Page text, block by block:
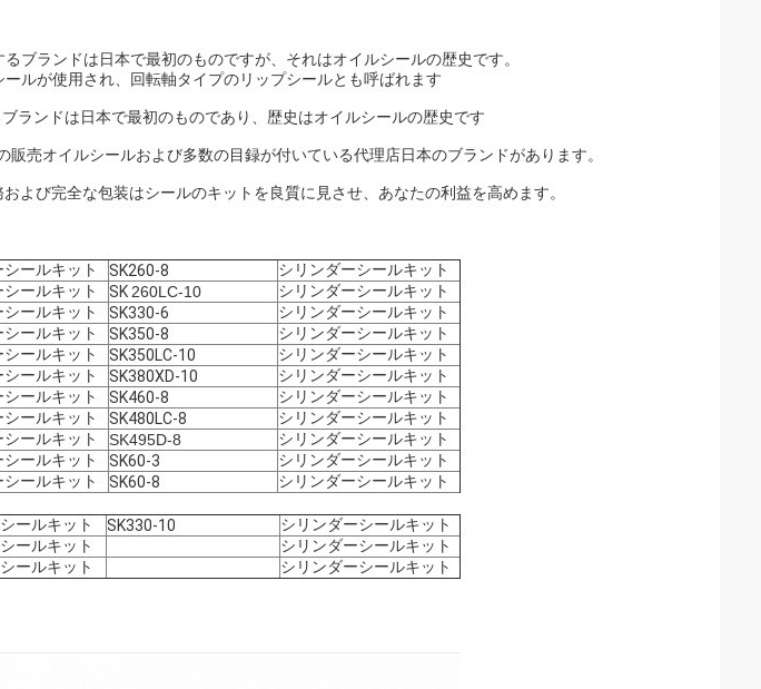
ブランドは日本で最初のものですが、それはオイルシールの歴史です。
ルが使用され、回転軸タイプのリップシールとも呼ばれます
ランドは日本で最初のものであり、歴史はオイルシールの歴史です
売オイルシールおよび多数の目録が付いている代理店日本のブランドがあります。
よび完全な包装はシールのキットを良質に見させ、あなたの利益を高めます。
ールキット SK260-8
シリンダーシールキット
ールキット SK 260LC-10
シリンダーシールキット
ールキット SK330-6
シリンダーシールキット
ールキット SK350-8
シリンダーシールキット
ールキット SK350LC-10
シリンダーシールキット
ールキット SK380XD-10
シリンダーシールキット
ールキット SK460-8
シリンダーシールキット
ールキット SK480LC-8
シリンダーシールキット
ールキット SK495D-8
シリンダーシールキット
ールキット SK60-3
シリンダーシールキット
ールキット SK60-8 シリンダーシールキット
ールキット SK330-10
シリンダーシールキット
ールキット
シリンダーシールキット
ールキット シリンダーシールキット